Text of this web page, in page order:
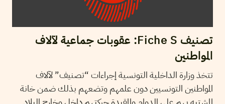
تصنيف Fiche S: عقوبات جماعية لآلاف
المواطنين
تتخذ وزارة الداخلية التونسية إجراءات “تصنيف” لآلاف
المواطنين التونسيين دون علمهم وتضعهم بذلك ضمن خانة